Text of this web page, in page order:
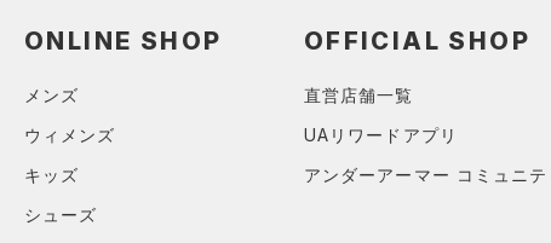
パーカー&トレーナー （0）
ONLINE SHOP
メンズ
ウィメンズ
キッズ
シューズ
OFFICIAL SHOP
直営店舗一覧
UAリワードアプリ
アンダーアーマー コミュニテ